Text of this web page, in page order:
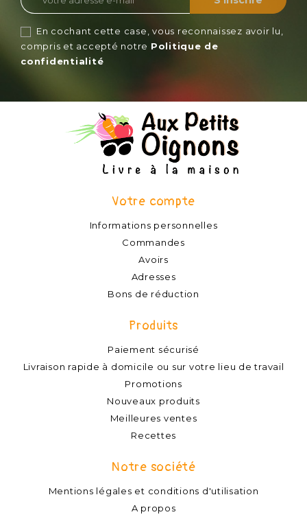
En cochant cette case, vous reconnaissez avoir lu,
compris et accepté notre Politique de
confidentialité
Votre compte
Informations personnelles
Commandes
Avoirs
Adresses
Bons de réduction
Produits
Paiement sécurisé
Livraison rapide à domicile ou sur votre lieu de travail
Promotions
Nouveaux produits
Meilleures ventes
Recettes
Notre société
Mentions légales et conditions d'utilisation
A propos